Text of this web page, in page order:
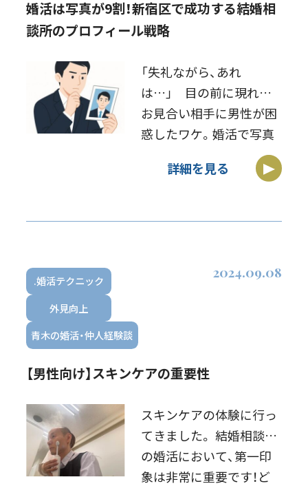
婚活は写真が9割！新宿区で成功する結婚相
談所のプロフィール戦略
「失礼ながら、あれ
は…」 目の前に現れた
お見合い相手に男性が困
惑したワケ。婚活で写真
を重視しない男女ほどゴ
ールが遠いことに気付か
詳細を見る
.婚活テクニック
外見向上
青木の婚活・仲人経験談
2024.09.08
【男性向け】スキンケアの重要性
スキンケアの体験に行っ
てきました。 結婚相談所
の婚活において、第一印
象は非常に重要です！ど